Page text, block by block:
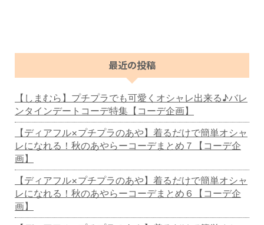
最近の投稿
【しまむら】プチプラでも可愛くオシャレ出来る♪バレ
ンタインデートコーデ特集【コーデ企画】
【ディアフル×プチプラのあや】着るだけで簡単オシャ
レになれる！秋のあやらーコーデまとめ７【コーデ企
画】
【ディアフル×プチプラのあや】着るだけで簡単オシャ
レになれる！秋のあやらーコーデまとめ６【コーデ企
画】